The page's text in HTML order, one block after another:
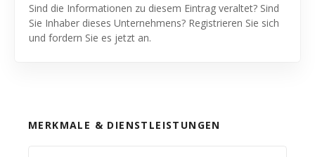
Sind die Informationen zu diesem Eintrag veraltet? Sind
Sie Inhaber dieses Unternehmens? Registrieren Sie sich
und fordern Sie es jetzt an.
MERKMALE & DIENSTLEISTUNGEN